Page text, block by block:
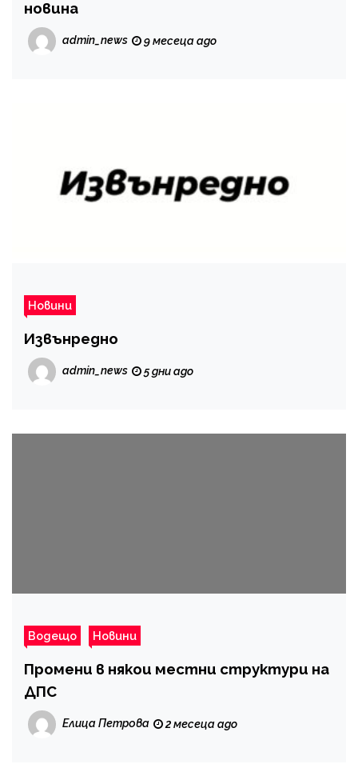
новина
admin_news 9 месеца ago
Новини
Извънредно
admin_news 5 дни ago
Водещо Новини
Промени в някои местни структури на
ДПС
Елица Петрова 2 месеца ago